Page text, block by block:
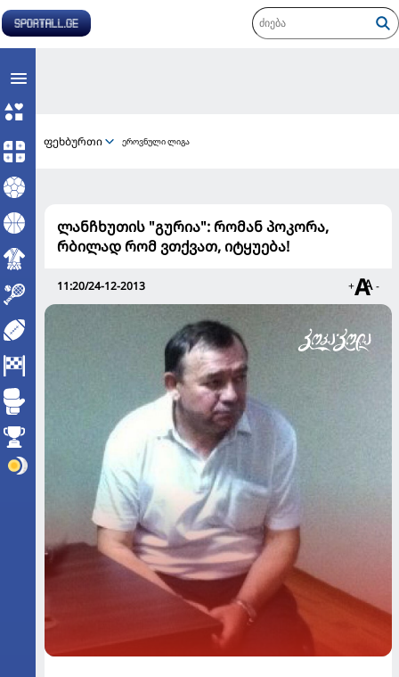
ფეხბურთი ეროვნული ლიგა
ლანჩხუთის "გურია": რომან პოკორა,
რბილად რომ ვთქვათ, იტყუება!
11:20/24-12-2013 + -